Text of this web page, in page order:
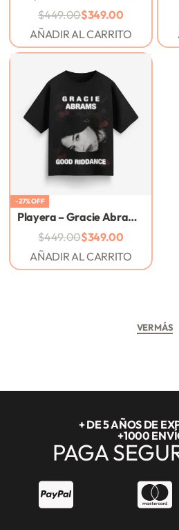
$449.00$349.00
AÑADIR AL CARRITO
-27% OFF
Playera – Gracie Abrams – Good Riddance – 2025
$449.00$349.00
AÑADIR AL CARRITO
+ DE 5 AÑOS DE
+1000
PAGA